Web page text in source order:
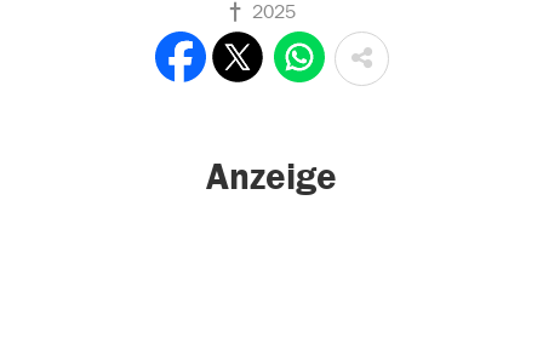
2025
Anzeige